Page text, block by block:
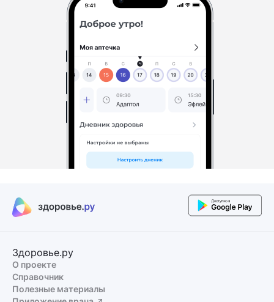
Здоровье.ру
О проекте
Справочник
Полезные материалы